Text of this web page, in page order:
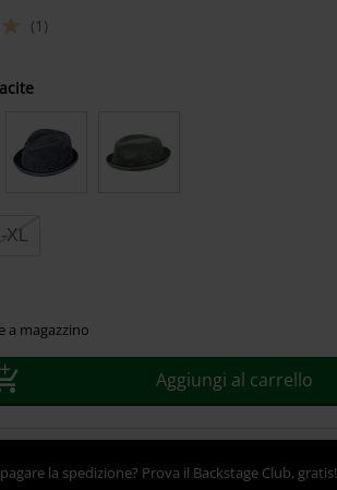
(1)
L-XL
a magazzino
Aggiungi al carrello
la spedizione? Prova il Backstage Club, gratis!